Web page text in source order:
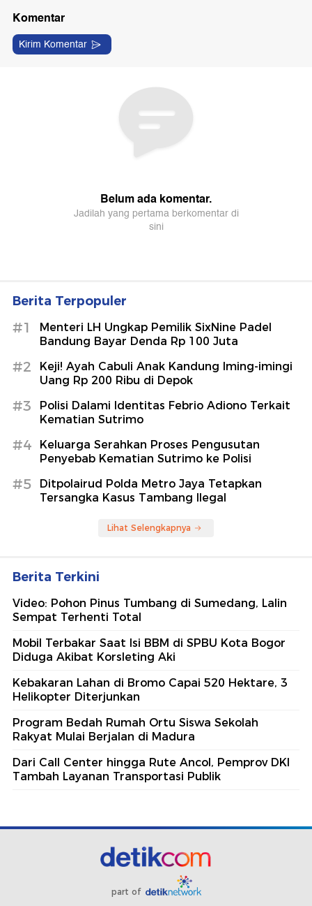
Berita Terpopuler
#1
Menteri LH Ungkap Pemilik SixNine Padel
Bandung Bayar Denda Rp 100 Juta
#2
Keji! Ayah Cabuli Anak Kandung Iming-imingi
Uang Rp 200 Ribu di Depok
#3
Polisi Dalami Identitas Febrio Adiono Terkait
Kematian Sutrimo
#4
Keluarga Serahkan Proses Pengusutan
Penyebab Kematian Sutrimo ke Polisi
#5
Ditpolairud Polda Metro Jaya Tetapkan
Tersangka Kasus Tambang Ilegal
Lihat Selengkapnya
Berita Terkini
Video: Pohon Pinus Tumbang di Sumedang, Lalin
Sempat Terhenti Total
Mobil Terbakar Saat Isi BBM di SPBU Kota Bogor
Diduga Akibat Korsleting Aki
Kebakaran Lahan di Bromo Capai 520 Hektare, 3
Helikopter Diterjunkan
Program Bedah Rumah Ortu Siswa Sekolah
Rakyat Mulai Berjalan di Madura
Dari Call Center hingga Rute Ancol, Pemprov DKI
Tambah Layanan Transportasi Publik
part of